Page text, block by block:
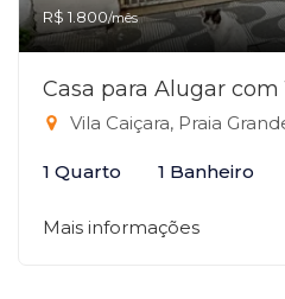
R$ 1.800/mês
Casa para Alugar com
Vila Caiçara, Praia
1 Quarto 1 Banheiro
Mais informações